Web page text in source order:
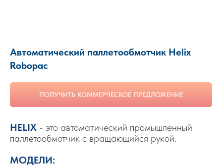
Автоматический паллетообмотчик Helix
Robopac
ПОЛУЧИТЬ КОММЕРЧЕСКОЕ ПРЕДЛОЖЕНИЕ
HELIX - это автоматический промышленный
паллетообмотчик с вращающийся рукой.
МОДЕЛИ: